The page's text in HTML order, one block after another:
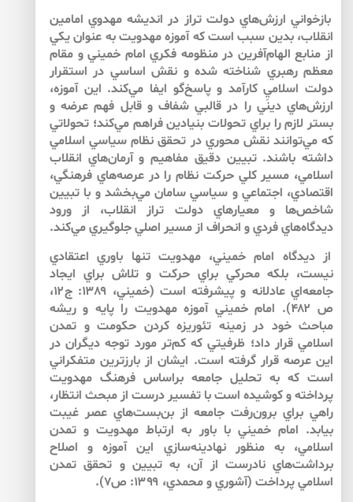
بازخواني ارزش‌هاي دولت تراز در انديشه مهدوي امامين
انقلاب، بدين سبب است كه آموزه مهدويت به‌ عنوان يكي
از منابع الهام‌آفرين در منظومه فكري امام خميني و مقام
معظم رهبري شناخته شده و نقش اساسي در استقرار
دولت اسلاميِ كارآمد و پاسخ‌گو ايفا مي‌كند. اين آموزه،
ارزش‌هاي ديني را در قالبي شفاف و قابل فهم عرضه و
بستر لازم را براي تحولات بنيادين فراهم مي‌كند؛ تحولاتي
كه مي‌توانند نقش محوري در تحقق نظام سياسي اسلامي
داشته باشند. تبيين دقيق مفاهيم و آرمان‌هاي انقلاب
اسلامي، مسير كلي حركت نظام را در عرصه‌هاي فرهنگي،
اقتصادي، اجتماعي و سياسي سامان مي‌بخشد و با تبيين
شاخص‌ها و معيارهاي دولت تراز انقلاب، از ورود
ديدگاه‌هاي فردي و انحراف از مسير اصلي جلوگيري مي‌كند.
از ديدگاه امام خميني، مهدويت تنها باوري اعتقادي
نيست، بلكه محركي براي حركت و تلاش براي ايجاد
جامعه‌اي عادلانه و پيشرفته است (خميني، ۱۳۸۹: ج۱۲،
ص ۴۸۲). امام خميني آموزه مهدويت را پايه و ريشه
مباحث خود در زمينه تئوريزه كردن حكومت و تمدن
اسلامي قرار داد؛ ظرفيتي كه كم‌تر مورد توجه ديگران در
اين عرصه قرار گرفته است. ايشان از بارزترين متفكراني
است كه به تحليل جامعه براساس فرهنگ مهدويت
پرداخته و كوشيده است با تفسير درست از مبحث انتظار،
راهي براي برون‌رفت جامعه از بن‌بست‌هاي عصر غيبت
بيابد. امام خميني با باور به ارتباط مهدويت و تمدن
اسلامي، به منظور نهادينه‌سازي اين آموزه و اصلاح
برداشت‌هاي نادرست از آن، به تبيين و تحقق تمدن
اسلامي پرداخت (آشوري و محمدي، ۱۳۹۹: ص۷).